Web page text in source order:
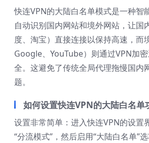
快连VPN的大陆白名单模式是一种智
自动识别国内网站和境外网站，让国
度、淘宝）直接连接以保持高速，而
Google、YouTube）则通过VPN加
全。这避免了传统全局代理拖慢国内
题。
如何设置快连VPN的大陆白名单
设置非常简单：进入快连VPN的设置
“分流模式”，然后启用“大陆白名单”